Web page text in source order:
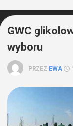
GWC
wyboru
PRZEZ EWA